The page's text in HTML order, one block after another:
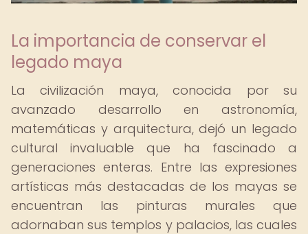
La importancia de conservar el
legado maya
La civilización maya, conocida por su
avanzado desarrollo en astronomía,
matemáticas y arquitectura, dejó un legado
cultural invaluable que ha fascinado a
generaciones enteras. Entre las expresiones
artísticas más destacadas de los mayas se
encuentran las pinturas murales que
adornaban sus templos y palacios, las cuales